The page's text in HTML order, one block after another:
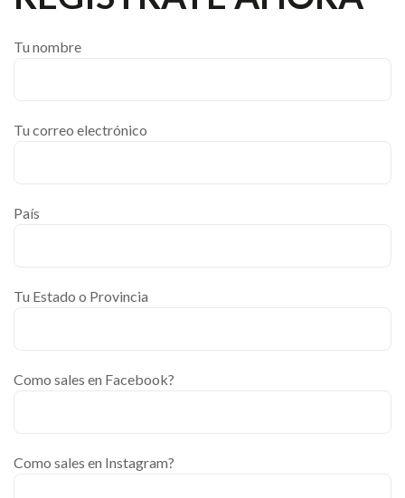
Tu nombre
Tu correo electrónico
País
Tu Estado o Provincia
Como sales en Facebook?
Como sales en Instagram?